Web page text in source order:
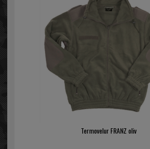
Termovelur FRANZ oliv